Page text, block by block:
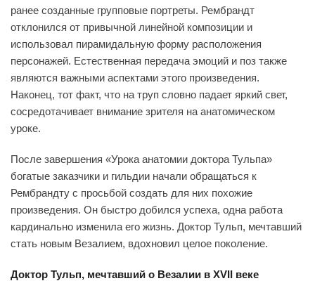
ранее созданные групповые портреты. Рембрандт
отклонился от привычной линейной композиции и
использовал пирамидальную форму расположения
персонажей. Естественная передача эмоций и поз также
являются важными аспектами этого произведения.
Наконец, тот факт, что на труп словно падает яркий свет,
сосредотачивает внимание зрителя на анатомическом
уроке.
После завершения «Урока анатомии доктора Тульпа»
богатые заказчики и гильдии начали обращаться к
Рембрандту с просьбой создать для них похожие
произведения. Он быстро добился успеха, одна работа
кардинально изменила его жизнь. Доктор Тульп, мечтавший
стать новым Везалием, вдохновил целое поколение.
Доктор Тульп, мечтавший о Везалии в XVII веке